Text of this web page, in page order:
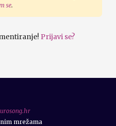
se.
Prijavi se?
mrežama